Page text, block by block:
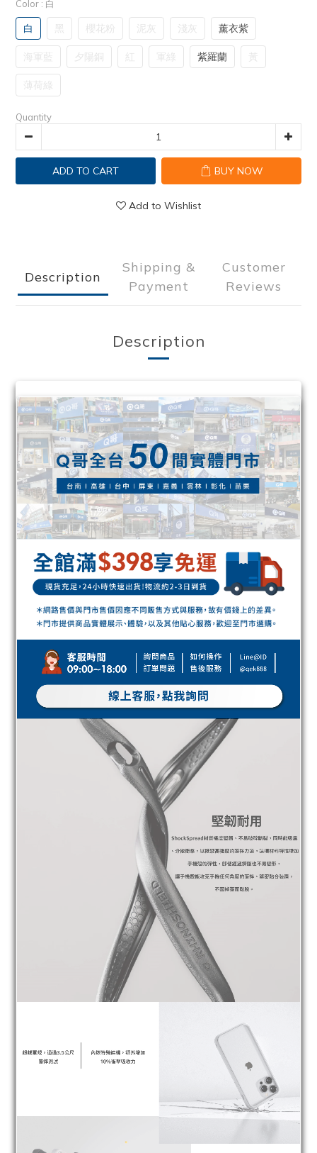
Color : 白
白 黑 櫻花粉 泥灰 淺灰 薰衣紫
海軍藍 夕陽銅 紅 軍綠 紫羅蘭
薄荷綠
Quantity
ADD TO CART BUY NOW
Add to Wishlist
Description
Shipping &
Payment
Customer
Reviews
Description